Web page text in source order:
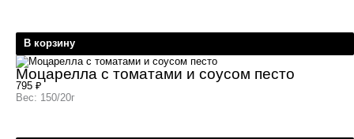
В корзину
Моцарелла с томатами и соусом песто
795 ₽
Вес: 150/20г